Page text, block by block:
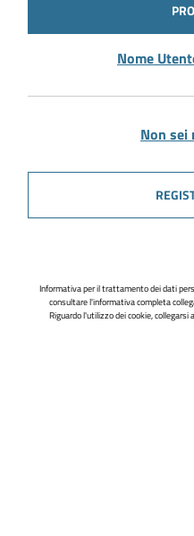
Nome
Non sei
Informativa per il trattamento dei dati
consultare l'informativa completa
Riguardo l'utilizzo dei cookie, collegarsi a